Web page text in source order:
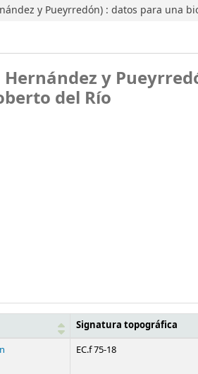
y Pueyrredón) : datos para una
Hernández y
del Río
Signatura topográfica
EC.f 75-18